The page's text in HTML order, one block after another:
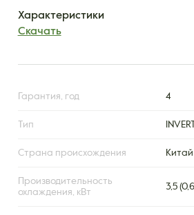
Характеристики
Скачать
Гарантия, год 4
Тип
Страна происхождения Китай
Производительность
охлаждения, кВт
3,5